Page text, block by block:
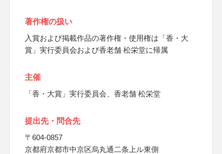
著作権の扱い
入賞および掲載作品の著作権・使用権は「香・大
賞」実行委員会および香老舗 松栄堂に帰属
主催
「香・大賞」実行委員会、香老舗 松栄堂
提出先・問合先
〒604-0857
京都府京都市中京区烏丸通二条上ル東側